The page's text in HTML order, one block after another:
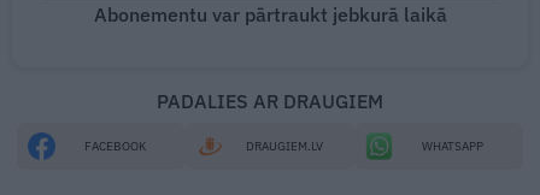
Abonementu var pārtraukt jebkurā laikā
PADALIES AR DRAUGIEM
FACEBOOK DRAUGIEM.LV WHATSAPP